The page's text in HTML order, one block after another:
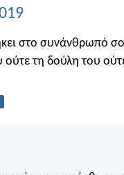
στο συνάνθρωπό
τη δούλη του